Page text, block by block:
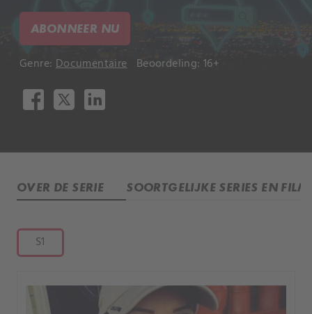
ABONNEER NU
Genre: Documentaire Beoordeling: 16+
OVER DE SERIE SOORTGELIJKE SERIES EN
S1